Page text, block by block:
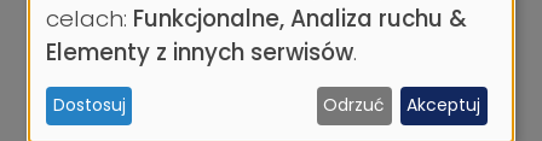
Baza prac dyplomowych
danych
osobowych
i
ciasteczek
celach: Funkcjonalne, Analiza ruchu &
Elementy z innych serwisów.
Dostosuj Odrzuć Akceptuj